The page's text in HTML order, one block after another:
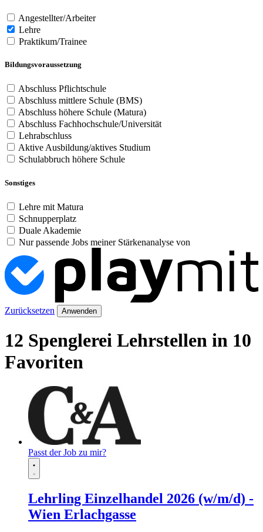
Angestellter/Arbeiter
Lehre
Praktikum/Trainee
Bildungsvoraussetzung
Abschluss Pflichtschule
Abschluss mittlere Schule (BMS)
Abschluss höhere Schule (Matura)
Abschluss Fachhochschule/Universität
Lehrabschluss
Aktive Ausbildung/aktives Studium
Schulabbruch höhere Schule
Sonstiges
Lehre mit Matura
Schnupperplatz
Duale Akademie
Nur passende Jobs meiner Stärkenanalyse von
Zurücksetzen Anwenden
12 Spenglerei Lehrstellen in 10
Favoriten
Passt der Job zu mir?
Lehrling Einzelhandel 2026 (w/m/d) -
Wien Erlachgasse